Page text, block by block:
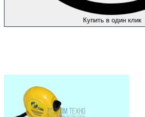
Купить в один клик